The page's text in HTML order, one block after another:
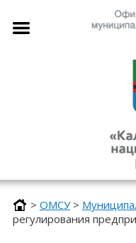
> ОМСУ >
регулирования